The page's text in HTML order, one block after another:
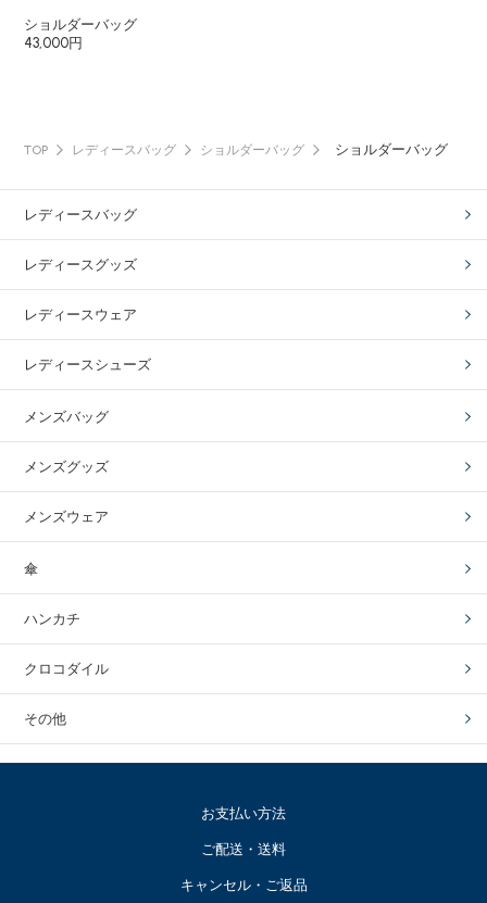
ショルダーバッグ
43,000円
TOP レディースバッグ ショルダーバッグ ショルダーバッグ
レディースバッグ
レディースグッズ
レディースウェア
レディースシューズ
メンズバッグ
メンズグッズ
メンズウェア
傘
ハンカチ
クロコダイル
その他
お支払い方法
ご配送・送料
キャンセル・ご返品